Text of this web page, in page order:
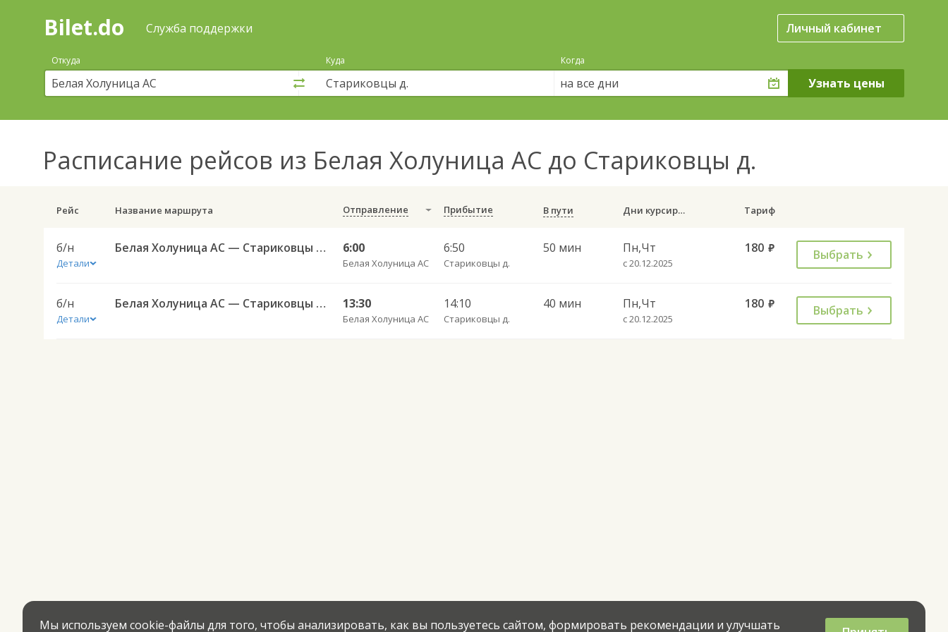
Поиск
покупка
билетов
автобус
онлайн
Bilet.do Служба поддержки Личный кабинет
Откуда Куда Когда
на все дни
Расписание рейсов из Белая Холуница АС до Стариковцы д.
Рейс Название маршрута Отправление Прибытие В пути Дни курсирования Тариф
б/н
Детали
Белая Холуница АС — Стариковцы д. 6:00
Белая Холуница АС
6:50
Стариковцы д.
50 мин Пн,Чт
с 20.12.2025
180 руб. Выбрать
б/н
Детали
Белая Холуница АС — Стариковцы д. 13:30
Белая Холуница АС
14:10
Стариковцы д.
40 мин Пн,Чт
с 20.12.2025
180 руб. Выбрать
Мы используем cookie-файлы для того, чтобы анализировать, как вы пользуетесь сайтом, формировать рекомендации и улучшать